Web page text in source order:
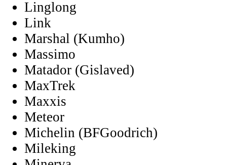
Linglong
Link
Marshal (Kumho)
Massimo
Matador (Gislaved)
MaxTrek
Maxxis
Meteor
Michelin (BFGoodrich)
Mileking